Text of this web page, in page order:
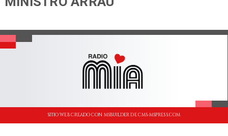
SITIO WEB CREADO CON MSBUILDER DE CMS-MSPRESS.COM